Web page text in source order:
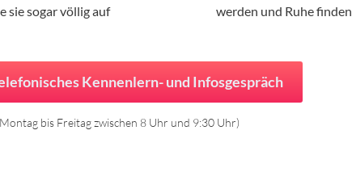
sie sogar völlig auf
werden und Ruhe finden
Kennenlern- und Infosgespräch
bis Freitag zwischen 8 Uhr und 9:30 Uhr)